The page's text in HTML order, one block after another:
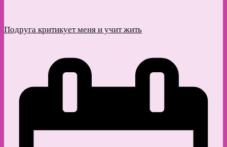
Подруга критикует меня и учит жить